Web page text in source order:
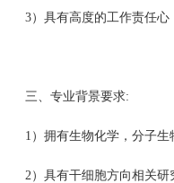
3）具有高度的工作责任
三、专业背景要求:
1）拥有生物化学，分子
2）具有干细胞方向相关研